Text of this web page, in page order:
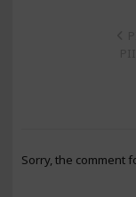
Sorry, the comment